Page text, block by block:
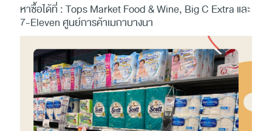
หาซื้อได้ที่ : Tops Market Food & Wine, Big C Extra และ
7-Eleven ศูนย์การค้าเมกาบางนา